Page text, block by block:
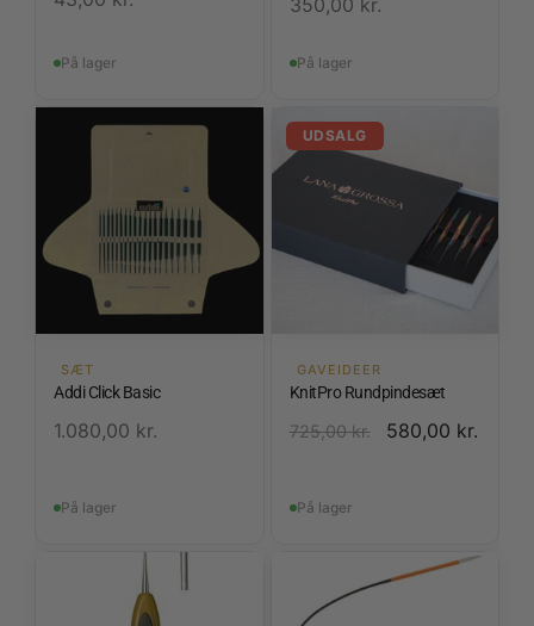
På lager På lager
SÆT
Addi Click Basic
1.080,00 kr.
På lager
UDSALG
GAVEIDEER
KnitPro Rundpindesæt
725,00kr. 580,00 kr.
På lager